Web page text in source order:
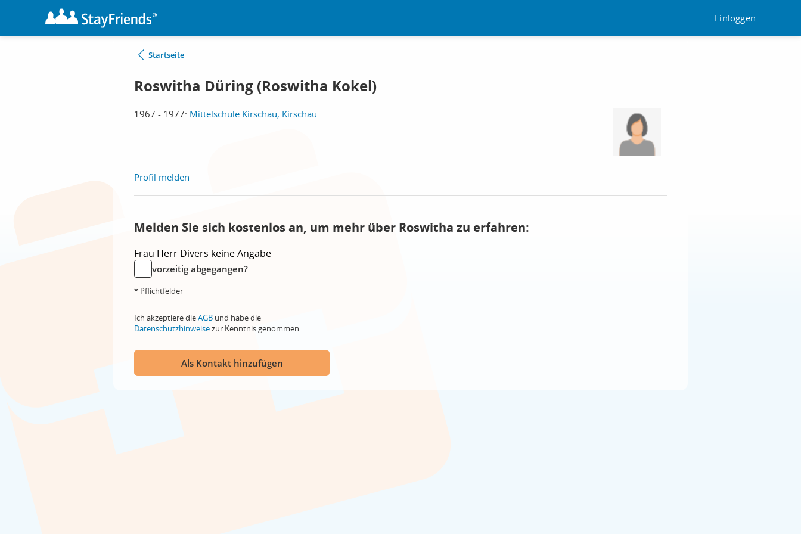
Einloggen
Startseite
Roswitha Düring (Roswitha Kokel)
1967 - 1977: Mittelschule Kirschau, Kirschau
Profil melden
Melden Sie sich kostenlos an, um mehr über Roswitha zu erfahren:
Frau Herr Divers keine Angabe
vorzeitig abgegangen?
* Pflichtfelder
Ich akzeptiere dieAGB und habe die
Datenschutzhinweisezur Kenntnis genommen.
Als Kontakt hinzufügen